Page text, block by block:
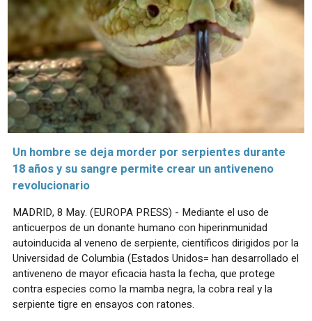
Un hombre se deja morder por serpientes durante
18 años y su sangre permite crear un antiveneno
revolucionario
MADRID, 8 May. (EUROPA PRESS) - Mediante el uso de
anticuerpos de un donante humano con hiperinmunidad
autoinducida al veneno de serpiente, científicos dirigidos por la
Universidad de Columbia (Estados Unidos= han desarrollado el
antiveneno de mayor eficacia hasta la fecha, que protege
contra especies como la mamba negra, la cobra real y la
serpiente tigre en ensayos con ratones.